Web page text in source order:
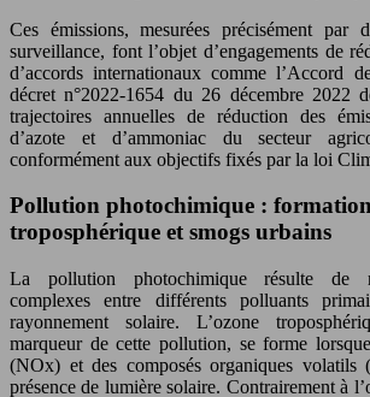
Ces émissions, mesurées précisément par
surveillance, font l’objet d’engagements de
d’accords internationaux comme l’Accord
décret n°2022-1654 du 26 décembre 2022
trajectoires annuelles de réduction des
d’azote et d’ammoniac du secteur
conformément aux objectifs fixés par la loi
Pollution photochimique : formation
troposphérique et smogs urbains
La pollution photochimique résulte de
complexes entre différents polluants
rayonnement solaire. L’ozone
marqueur de cette pollution, se forme
(NOx) et des composés organiques volatils
présence de lumière solaire. Contrairement à